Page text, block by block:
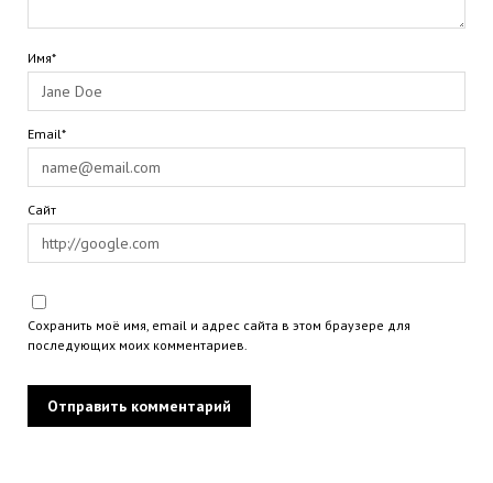
Имя*
Email*
Сайт
Сохранить моё имя, email и адрес сайта в этом браузере для
последующих моих комментариев.